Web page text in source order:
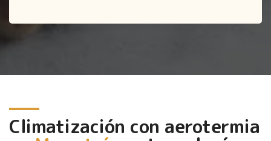
Climatización con aerotermia